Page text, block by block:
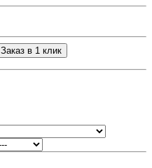
Заказ в 1 клик